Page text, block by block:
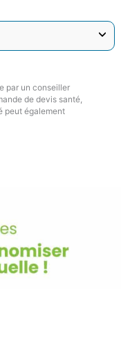
par un conseiller
de devis santé,
peut également